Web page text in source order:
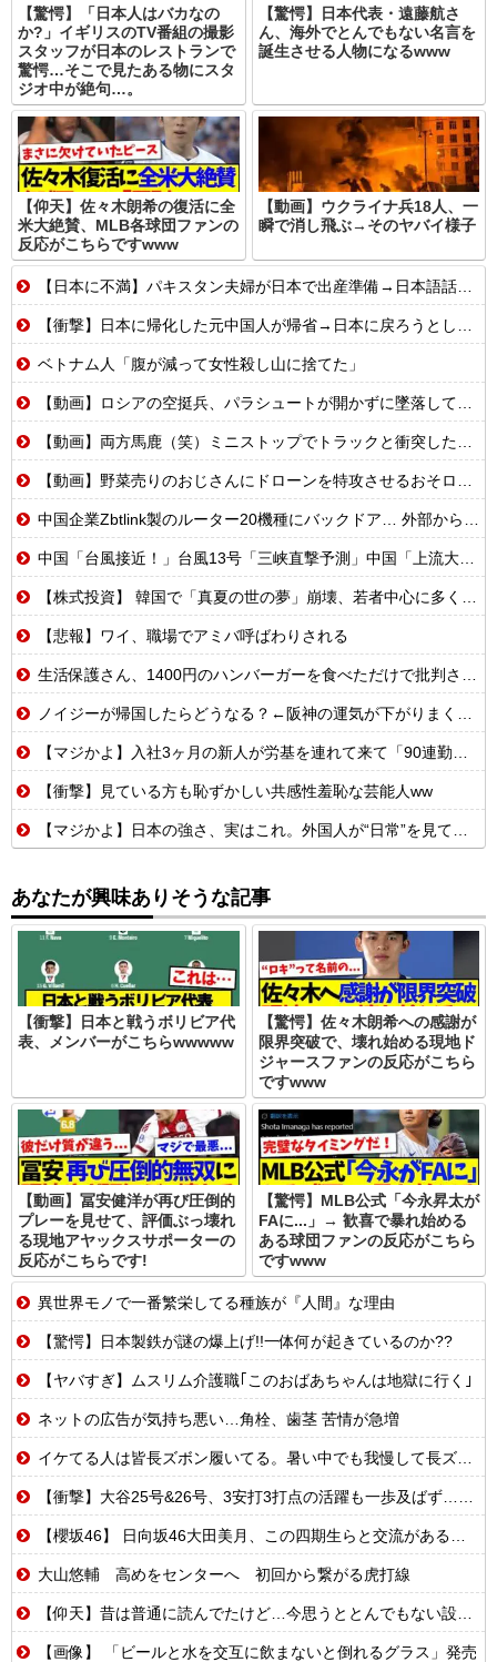
【驚愕】「日本人はバカなの
か?」イギリスのTV番組の撮影
スタッフが日本のレストランで
驚愕…そこで見たある物にスタ
ジオ中が絶句…。
【驚愕】日本代表・遠藤航さ
ん、海外でとんでもない名言を
誕生させる人物になるwww
【仰天】佐々木朗希の復活に全
米大絶賛、MLB各球団ファンの
反応がこちらですwww
【動画】ウクライナ兵18人、一
瞬で消し飛ぶ→そのヤバイ様子
【日本に不満】パキスタン夫婦が日本で出産準備→日本語話せないため病院に断られる
【衝撃】日本に帰化した元中国人が帰省→日本に戻ろうとしたら…
ベトナム人「腹が減って女性殺し山に捨てた」
【動画】ロシアの空挺兵、パラシュートが開かずに墜落してしまう。
【動画】両方馬鹿（笑）ミニストップでトラックと衝突したドラレコが（ノ∇`）
【動画】野菜売りのおじさんにドローンを特攻させるおそロシア。
中国企業Zbtlink製のルーター20機種にバックドア… 外部から完全制御のおそれ
中国「台風接近！」台風13号「三峡直撃予測」中国「上流大洪水！（三峡上流」中国都市「8/5の映像（動画」三峡ダム「緊急放流（決壊危機」中国「下流大水害（震え声」→
【株式投資】 韓国で「真夏の世の夢」崩壊、若者中心に多くの人が「人生オワタ」―中国メディア
【悲報】ワイ、職場でアミバ呼ばわりされる
生活保護さん、1400円のハンバーガーを食べただけで批判される
ノイジーが帰国したらどうなる？←阪神の運気が下がりまくるやろな
【マジかよ】入社3ヶ月の新人が労基を連れて来て「90連勤させられました」「労働基準法違反です」→俺「彼は30連休中ですが?」
【衝撃】見ている方も恥ずかしい共感性羞恥な芸能人ww
【マジかよ】日本の強さ、実はこれ。外国人が“日常”を見て衝撃を受けた理由
あなたが興味ありそうな記事
【衝撃】日本と戦うボリビア代
表、メンバーがこちらwwwww
【驚愕】佐々木朗希への感謝が
限界突破で、壊れ始める現地ド
ジャースファンの反応がこちら
ですwww
【動画】冨安健洋が再び圧倒的
プレーを見せて、評価ぶっ壊れ
る現地アヤックスサポーターの
反応がこちらです!
【驚愕】MLB公式「今永昇太が
FAに...」→ 歓喜で暴れ始める
ある球団ファンの反応がこちら
ですwww
異世界モノで一番繁栄してる種族が『人間』な理由
【驚愕】日本製鉄が謎の爆上げ!!一体何が起きているのか??
【ヤバすぎ】ムスリム介護職｢このおばあちゃんは地獄に行く｣
ネットの広告が気持ち悪い…角栓、歯茎 苦情が急増
イケてる人は皆長ズボン履いてる。暑い中でも我慢して長ズボン履いてる。半ズボンはモテ無い。厳しいって
【衝撃】大谷25号&26号、3安打3打点の活躍も一歩及ばず…それでも希望を見出すLADファン反応集 MLB2026シーズン 8.
【櫻坂46】 日向坂46大田美月、この四期生らと交流がある模様
大山悠輔 高めをセンターへ 初回から繋がる虎打線
【仰天】昔は普通に読んでたけど…今思うととんでもない設定の少女漫画
【画像】 「ビールと水を交互に飲まないと倒れるグラス」発売